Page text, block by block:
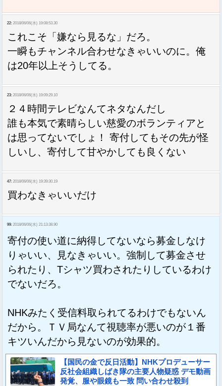
22: 2018/06/06(水) 19:08:53.30
これこそ「嫌なら見るな」だろ。
一瞬もチャンネル合わせなきゃいいのに。俺
は20年以上そうしてる。
23: 2018/06/06(水) 19:09:29.10
２４時間テレビなんてネタなんだし
誰も本気で素晴らしい慈愛のボランティアと
は思ってないでしょ！ 寄付してもその先が怪
しいし、寄付して甘やかしても良くない
47: 2018/06/06(水) 19:39:30.19
買わなきゃいいだけ
99: 2018/06/06(水) 21:13:38.90
寄付の使い道に納得してないなら募金しなけ
りゃいい、見なきゃいい。強制して募金させ
られたり、Tシャツ買わされたりしているわけ
でないだろ。
NHKみたく受信料取られてるわけでもないん
だから。ＴＶ局なんて視聴率が悪いのが１番
キツいんだから見ないのが効果的。
【国民の金で反日活動】NHKプロデューサー
反社会組織しばき隊の主要人物疑惑 デモ動画
発覚、服や眼鏡も一致 問い合わせ殺到